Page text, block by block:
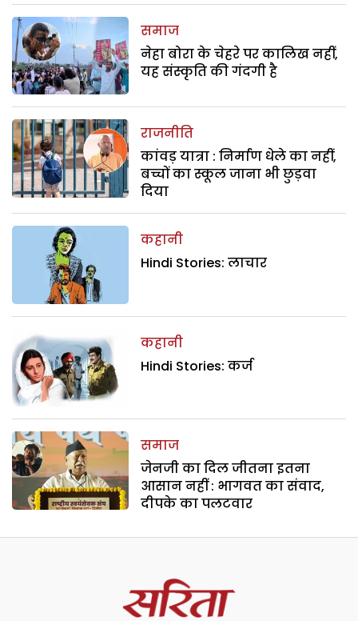
समाज
नेहा बोरा के चेहरे पर कालिख नहीं,
यह संस्कृति की गंदगी है
राजनीति
कांवड़ यात्रा : निर्माण धेले का नहीं,
बच्चों का स्कूल जाना भी छुड़वा
दिया
कहानी
Hindi Stories: लाचार
कहानी
Hindi Stories: कर्ज
समाज
जेनजी का दिल जीतना इतना
आसान नहीं : भागवत का संवाद,
दीपके का पलटवार